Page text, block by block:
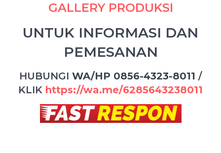
GALLERY PRODUKSI
UNTUK INFORMASI DAN
PEMESANAN
HUBUNGI WA/HP 0856-4323-8011 /
KLIK https://wa.me/6285643238011